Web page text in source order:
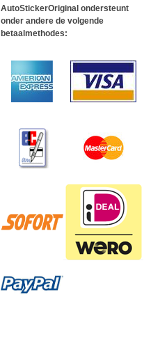
AutoStickerOriginal ondersteunt
onder andere de volgende
betaalmethodes: